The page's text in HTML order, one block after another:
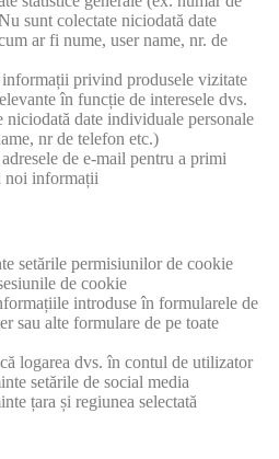
sunt colectate niciodată date
ar fi nume, user name, nr. de
privind produsele vizitate
în funcție de interesele dvs.
niciodată date individuale personale
nr de telefon etc.)
de e-mail pentru a primi
noi informații
setările permisiunilor de cookie
de cookie
introduse în formularele de
sau alte formulare de pe toate
logarea dvs. în contul de utilizator
setările de social media
țara și regiunea selectată